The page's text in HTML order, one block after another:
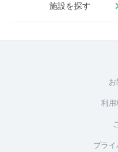
施設を探す
利用
プラ